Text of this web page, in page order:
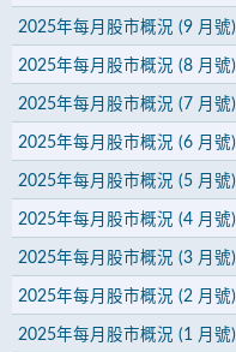
2025年每月股市概況 (9 月號)
2025年每月股市概況 (8 月號)
2025年每月股市概況 (7 月號)
2025年每月股市概況 (6 月號)
2025年每月股市概況 (5 月號)
2025年每月股市概況 (4 月號)
2025年每月股市概況 (3 月號)
2025年每月股市概況 (2 月號)
2025年每月股市概況 (1 月號)